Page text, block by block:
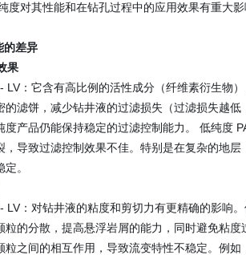
度对其性能和在钻孔过程中的应用效果有重大影
的差异
果
LV：它含有高比例的活性成分（纤维素衍生物
的滤饼，减少钻井液的过滤损失（过滤损失越
度产品仍能保持稳定的过滤控制能力。 低纯度
，导致过滤控制效果不佳。特别是在复杂的地
。
LV：对钻井液的粘度和剪切力有更精确的影响
粒的分散，提高悬浮岩屑的能力，同时避免粘
粒之间的相互作用，导致流变特性不稳定。例